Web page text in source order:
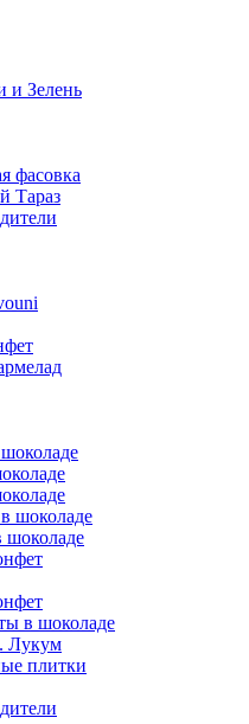
и Зелень
фасовка
Тараз
шоколаде
шоколаде
в шоколаде
Лукум
плитки